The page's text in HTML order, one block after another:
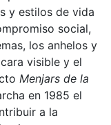
y estilos de vida
social,
los anhelos y
visible y el
Menjars de la
en 1985 el
a la